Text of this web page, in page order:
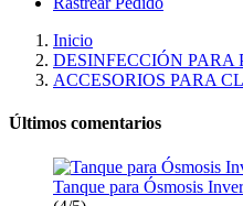
Inicio
DESINFECCIÓN PARA
ACCESORIOS PARA
Últimos comentarios
Tanque para Ósmosis